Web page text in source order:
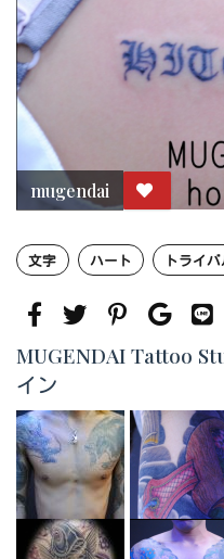
mugendai
文字 ハート トライ
MUGENDAI Tattoo
イン